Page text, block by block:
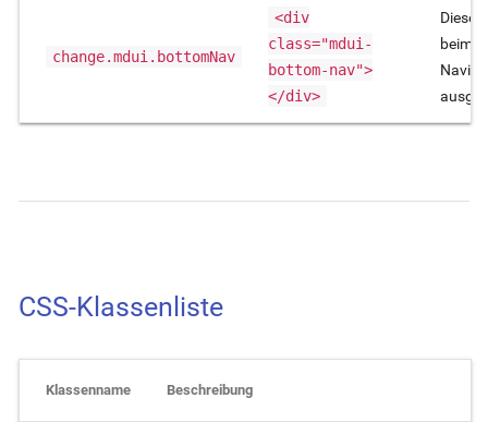
change.mdui.bottomNav
<div
class="mdui-
bottom-nav">
</div>
beim
CSS-Klassenliste
Klassenname Beschreibung